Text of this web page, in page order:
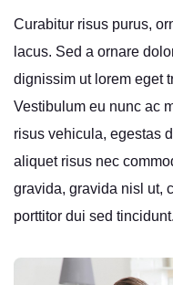
Curabitur risus purus,
lacus. Sed a ornare
dignissim ut lorem eget
Vestibulum eu nunc ac
risus vehicula, egestas
aliquet risus nec
gravida, gravida nisl ut,
porttitor dui sed tincidunt.